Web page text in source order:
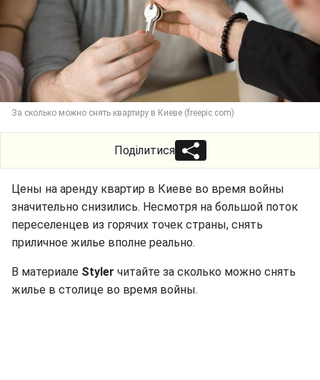
За сколько можно снять квартиру в Киеве (freepic.com)
Поділитися
Цены на аренду квартир в Киеве во время войны
значительно снизились. Несмотря на большой поток
переселенцев из горячих точек страны, снять
приличное жилье вполне реально.
В материале Styler читайте за сколько можно снять
жилье в столице во время войны.